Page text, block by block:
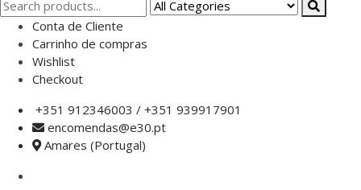
Conta de Cliente
Carrinho de compras
Wishlist
Checkout
+351 912346003 / +351 939917901
encomendas@e30.pt
Amares (Portugal)